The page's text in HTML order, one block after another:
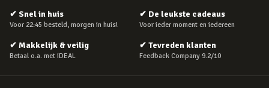
✔ Snel in huis
Voor 22:45 besteld, morgen in huis!
✔ De leukste cadeaus
Voor ieder moment en iedereen
✔ Makkelijk & veilig
Betaal o.a. met iDEAL
✔ Tevreden klanten
Feedback Company 9.2/10